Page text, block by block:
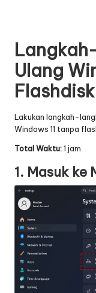
Ulang
Flashdisk
Lakukan langkah-
Windows 11 tanpa
Total Waktu:1 jam
1. Masuk ke